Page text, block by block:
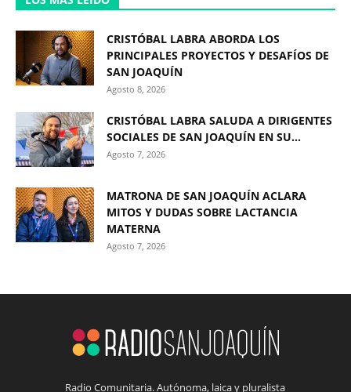
CRISTÓBAL LABRA ABORDA LOS
PRINCIPALES PROYECTOS Y DESAFÍOS DE
SAN JOAQUÍN
Agosto 8, 2026
CRISTÓBAL LABRA SALUDA A DIRIGENTES
SOCIALES DE SAN JOAQUÍN EN SU...
Agosto 7, 2026
MATRONA DE SAN JOAQUÍN ACLARA
MITOS Y DUDAS SOBRE LACTANCIA
MATERNA
Agosto 7, 2026
Radio Comunitaria. Autónoma, laica y pluralista